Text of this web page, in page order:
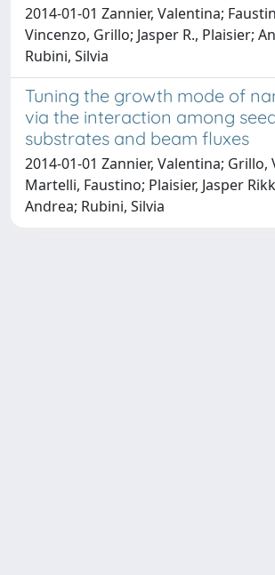
2014-01-01 Zannier, Valentina;
Vincenzo, Grillo; Jasper R., Plaisier;
Rubini, Silvia
Tuning the growth mode of
via the interaction among
substrates and beam fluxes
2014-01-01 Zannier, Valentina; Grillo,
Martelli, Faustino; Plaisier, Jasper
Andrea; Rubini, Silvia